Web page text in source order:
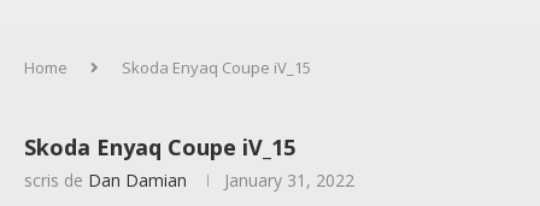
Home Skoda Enyaq Coupe iV_15
Skoda Enyaq Coupe iV_15
scris de Dan Damian January 31, 2022